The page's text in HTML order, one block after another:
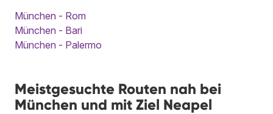
München - Rom
München - Bari
München - Palermo
Meistgesuchte Routen nah bei
München und mit Ziel Neapel